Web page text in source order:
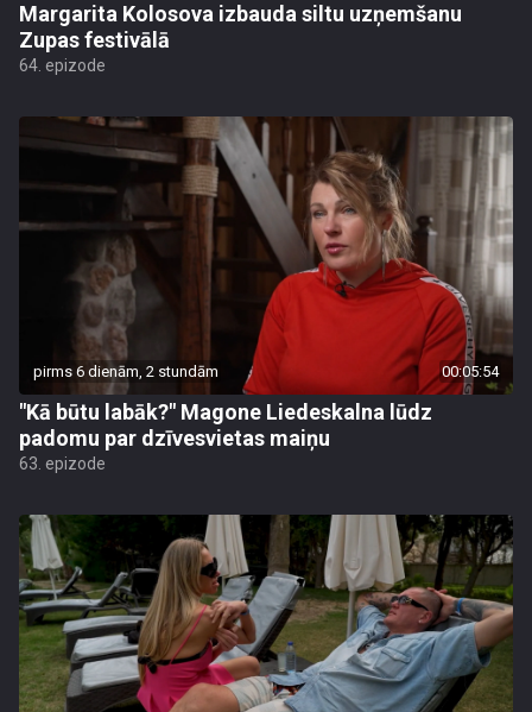
Margarita Kolosova izbauda siltu uzņemšanu
Zupas festivālā
64. epizode
pirms 6 dienām, 2 stundām 00:05:54
"Kā būtu labāk?" Magone Liedeskalna lūdz
padomu par dzīvesvietas maiņu
63. epizode